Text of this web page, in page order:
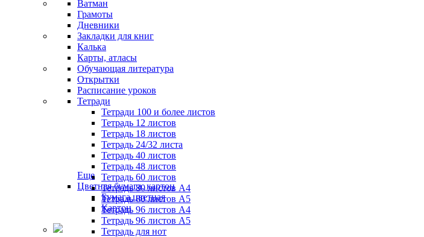
Ватман
Грамоты
Дневники
Закладки для книг
Калька
Карты, атласы
Обучающая литература
Открытки
Расписание уроков
Тетради
Тетради 100 и более листов
Тетрадь 12 листов
Тетрадь 18 листов
Тетрадь 24/32 листа
Тетрадь 40 листов
Тетрадь 48 листов
Тетрадь 60 листов
Тетрадь 80 листов А4
Тетрадь 80 листов А5
Тетрадь 96 листов А4
Тетрадь 96 листов А5
Тетрадь для нот
Еще
Цветная бумага, картон
Бумага цветная
Картон